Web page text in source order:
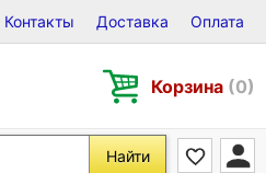
на Виниле, CD и DVD
Контакты Доставка Оплата
Корзина (0)
Найти